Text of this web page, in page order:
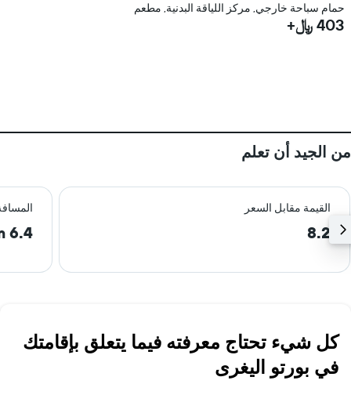
حمام سباحة خارجي, مركز اللياقة البدنية, مطعم
403 ﷼+
من الجيد أن تعلم
القيمة مقابل السعر
8.2
6.4 km
كل شيء تحتاج معرفته فيما يتعلق بإقامتك
في بورتو اليغرى